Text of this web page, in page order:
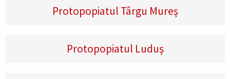
Protopopiatul Târgu Mureş
Protopopiatul Luduş